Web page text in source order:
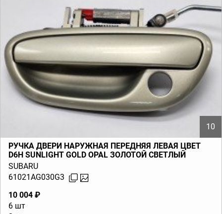
10
РУЧКА ДВЕРИ НАРУЖНАЯ ПЕРЕДНЯЯ ЛЕВАЯ ЦВЕТ
D6H SUNLIGHT GOLD OPAL ЗОЛОТОЙ СВЕТЛЫЙ
LEGACY BL BP (B13) 2003-2009
SUBARU
61021AG030G3
10 004 ₽
6 шт